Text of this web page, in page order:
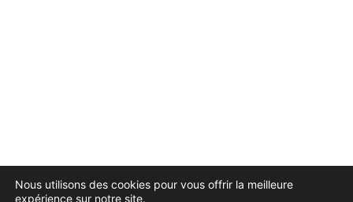
Nous utilisons des cookies pour vous offrir la meilleure
expérience sur notre site.